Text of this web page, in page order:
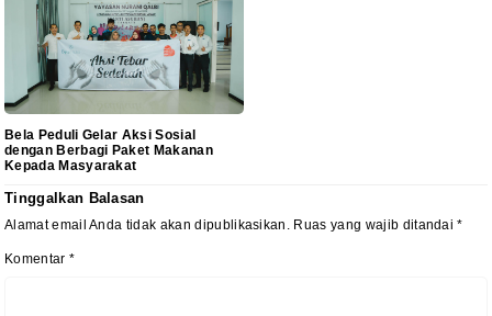
Bela Peduli Gelar Aksi Sosial
dengan Berbagi Paket Makanan
Kepada Masyarakat
Tinggalkan Balasan
Alamat email Anda tidak akan dipublikasikan. Ruas yang wajib ditandai*
Komentar *